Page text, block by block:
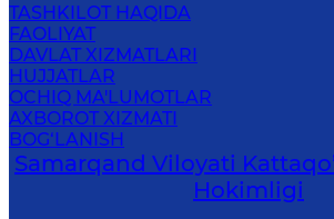
TASHKILOT HAQIDA
FAOLIYAT
DAVLAT XIZMATLARI
HUJJATLAR
OCHIQ MA'LUMOTLAR
AXBOROT XIZMATI
BOG‘LANISH
Samarqand Viloyati
Hokimligi